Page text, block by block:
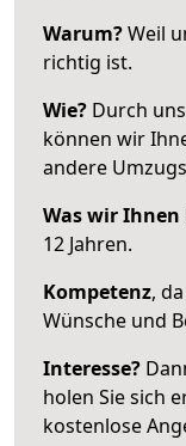
Warum?Weil
richtig ist.
Wie? Durch
können wir
andere
Was wir Ihnen
12 Jahren.
Kompetenz,
Wünsche und
Interesse?
holen Sie sich
kostenlose